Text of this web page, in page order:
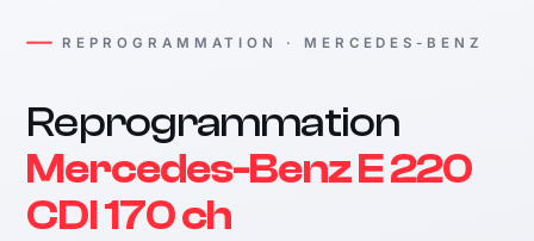
REPROGRAMMATION · MERCEDES-BENZ
Reprogrammation
Mercedes-Benz E 220
CDI 170 ch